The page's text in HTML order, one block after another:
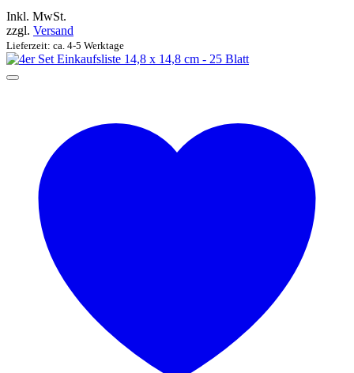
Inkl. MwSt.
zzgl. Versand
Lieferzeit: ca. 4-5 Werktage